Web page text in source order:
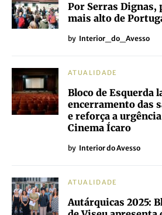
Por Serras
mais alto de
by Interior_do_Avesso
ATUALIDADE
Bloco de Esquerda
encerramento das
e reforça a
Cinema Ícaro
by Interior do Avesso
ATUALIDADE
Autárquicas 2025: